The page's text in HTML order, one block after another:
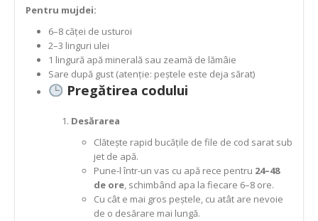
Pentru mujdei:
6–8 căței de usturoi
2–3 linguri ulei
1 lingură apă minerală sau zeamă de lămâie
Sare după gust (atenție: peștele este deja sărat)
Pregătirea codului
Desărarea
Clătește rapid bucățile de file de cod sarat sub
jet de apă.
Pune-l într-un vas cu apă rece pentru 24–48
de ore, schimbând apa la fiecare 6–8 ore.
Cu cât e mai gros peștele, cu atât are nevoie
de o desărare mai lungă.